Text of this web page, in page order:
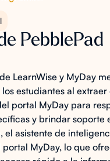
PebblePad
LearnWise y MyDay
estudiantes al
portal MyDay para
y brindar soporte
el asistente de
MyDay, lo que